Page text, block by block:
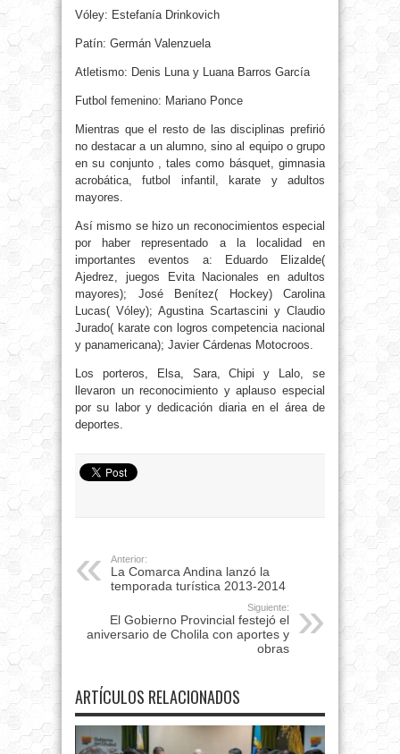
Vóley: Estefanía Drinkovich
Patín: Germán Valenzuela
Atletismo: Denis Luna y Luana Barros García
Futbol femenino: Mariano Ponce
Mientras que el resto de las disciplinas prefirió
no destacar a un alumno, sino al equipo o grupo
en su conjunto , tales como básquet, gimnasia
acrobática, futbol infantil, karate y adultos
mayores.
Así mismo se hizo un reconocimientos especial
por haber representado a la localidad en
importantes eventos a: Eduardo Elizalde(
Ajedrez, juegos Evita Nacionales en adultos
mayores); José Benítez( Hockey) Carolina
Lucas( Vóley); Agustina Scartascini y Claudio
Jurado( karate con logros competencia nacional
y panamericana); Javier Cárdenas Motocroos.
Los porteros, Elsa, Sara, Chipi y Lalo, se
llevaron un reconocimiento y aplauso especial
por su labor y dedicación diaria en el área de
deportes.
Anterior:
La Comarca Andina lanzó la
temporada turística 2013-2014
Siguiente:
El Gobierno Provincial festejó el
aniversario de Cholila con aportes y
obras
ARTÍCULOS RELACIONADOS